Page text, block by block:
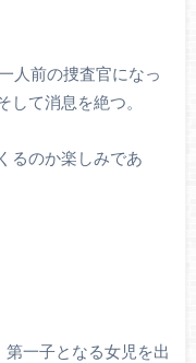
人前の捜査官になっ
て消息を絶つ。
るのか楽しみであ
一子となる女児を出